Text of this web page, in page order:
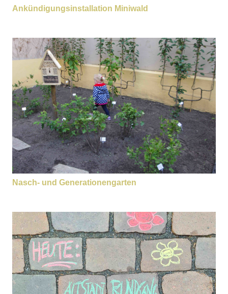
Ankündigungsinstallation Miniwald
Nasch- und Generationengarten